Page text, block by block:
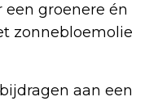
groenere én
zonnebloemolie
aan een